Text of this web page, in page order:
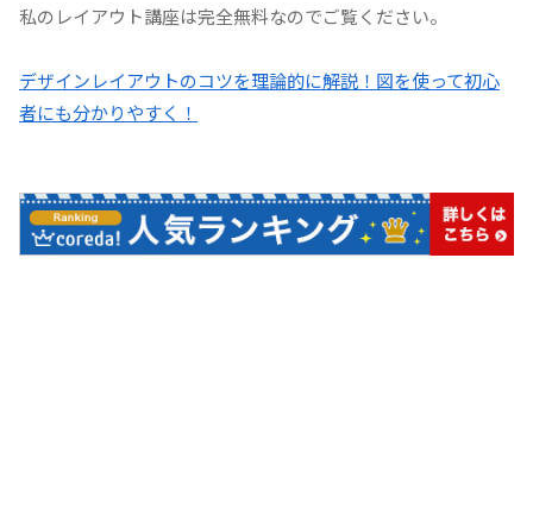
私のレイアウト講座は完全無料なのでご覧ください。
デザインレイアウトのコツを理論的に解説！図を使って初心
者にも分かりやすく！